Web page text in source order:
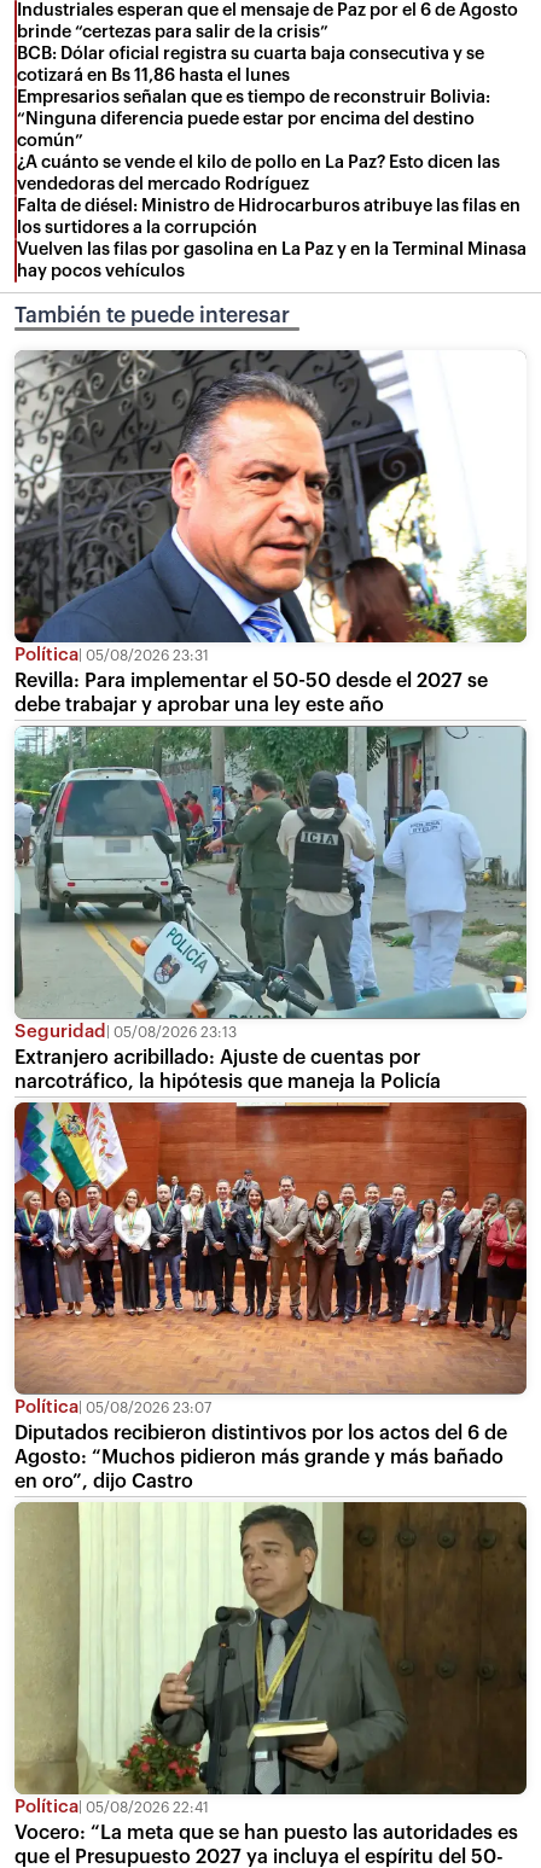
Industriales esperan que el mensaje de Paz por el 6 de Agosto
brinde “certezas para salir de la crisis”
BCB: Dólar oficial registra su cuarta baja consecutiva y se
cotizará en Bs 11,86 hasta el lunes
Empresarios señalan que es tiempo de reconstruir Bolivia:
“Ninguna diferencia puede estar por encima del destino
común”
¿A cuánto se vende el kilo de pollo en La Paz? Esto dicen las
vendedoras del mercado Rodríguez
Falta de diésel: Ministro de Hidrocarburos atribuye las filas en
los surtidores a la corrupción
Vuelven las filas por gasolina en La Paz y en la Terminal Minasa
hay pocos vehículos
También te puede interesar
Política 05/08/2026 23:31
Revilla: Para implementar el 50-50 desde el 2027 se
debe trabajar y aprobar una ley este año
Seguridad 05/08/2026 23:13
Extranjero acribillado: Ajuste de cuentas por
narcotráfico, la hipótesis que maneja la Policía
Política 05/08/2026 23:07
Diputados recibieron distintivos por los actos del 6 de
Agosto: “Muchos pidieron más grande y más bañado
en oro”, dijo Castro
Política 05/08/2026 22:41
Vocero: “La meta que se han puesto las autoridades es
que el Presupuesto 2027 ya incluya el espíritu del 50-